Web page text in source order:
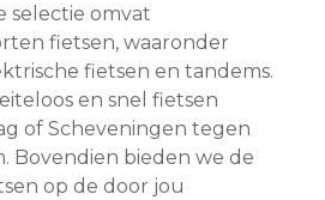
selectie omvat
fietsen, waaronder
fietsen en tandems.
en snel fietsen
of Scheveningen tegen
Bovendien bieden we de
op de door jou